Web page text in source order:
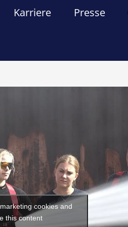
Karriere Presse
cookies and
this content